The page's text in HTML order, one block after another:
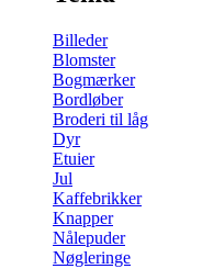
Billeder
Blomster
Bogmærker
Bordløber
Broderi til låg
Dyr
Etuier
Jul
Kaffebrikker
Knapper
Nålepuder
Nøgleringe